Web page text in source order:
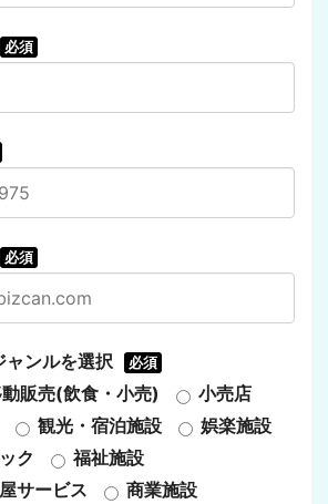
必須
必須
ャンルを選択 必須
販売(飲食・小売)
小売店
観光・宿泊施設
娯楽施設
ク
福祉施設
サービス
商業施設